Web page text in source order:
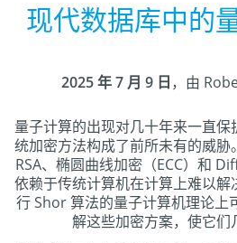
现代数据库中的
2025 年 7 月 9 日，由
量子计算的出现对几十年来一直
统加密方法构成了前所未有的威
RSA、椭圆曲线加密（ECC）和
依赖于传统计算机在计算上难以
行 Shor 算法的量子计算机理论上
解这些加密方案，使它们